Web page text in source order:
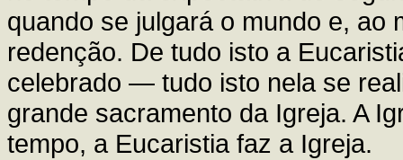
quando se julgará o mundo e, ao
redenção. De tudo isto a
celebrado — tudo isto nela se
grande sacramento da Igreja. A
tempo, a Eucaristia faz a Igreja.